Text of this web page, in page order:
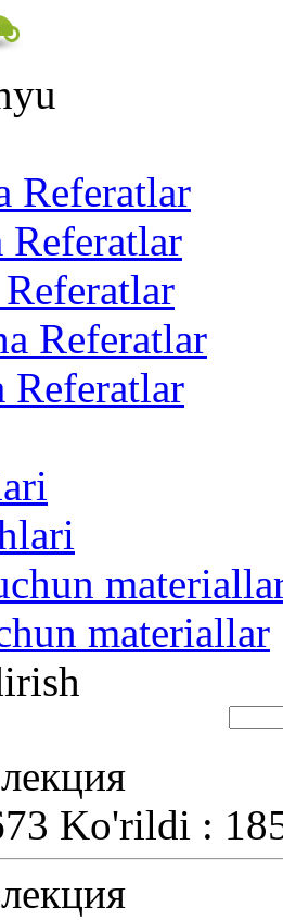
Referatlar
Referatlar
Referatlar
materiallar
Ko'rildi :